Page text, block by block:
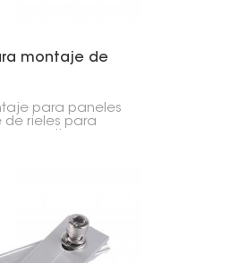
montaje de
para paneles
de rieles para